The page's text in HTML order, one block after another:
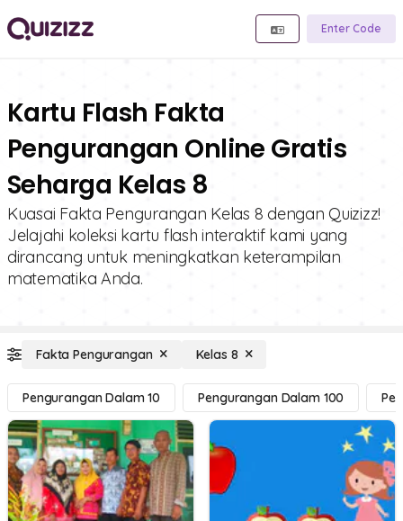
Enter Code
Kartu Flash Fakta
Pengurangan Online Gratis
Seharga Kelas 8
Kuasai Fakta Pengurangan Kelas 8 dengan Quizizz!
Jelajahi koleksi kartu flash interaktif kami yang
dirancang untuk meningkatkan keterampilan
matematika Anda.
Fakta Pengurangan Kelas 8
Pengurangan Dalam 10 Pengurangan Dalam 100